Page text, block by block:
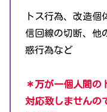
トス行為、改造
信回線の切断、他
惑行為など
＊万が一個人間の
対応致しませんの